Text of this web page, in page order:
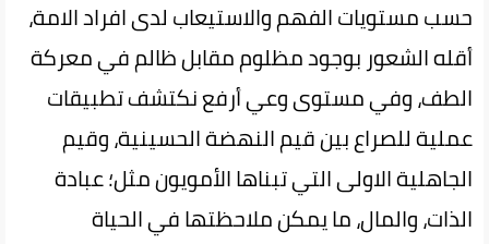
حسب مستويات الفهم والاستيعاب لدى افراد الامة،
أقله الشعور بوجود مظلوم مقابل ظالم في معركة
الطف، وفي مستوى وعي أرفع نكتشف تطبيقات
عملية للصراع بين قيم النهضة الحسينية، وقيم
الجاهلية الاولى التي تبناها الأمويون مثل؛ عبادة
الذات، والمال، ما يمكن ملاحظتها في الحياة